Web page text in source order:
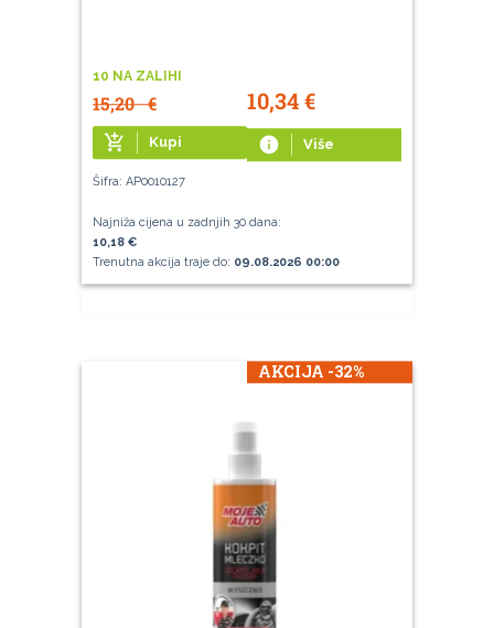
10 NA ZALIHI
15,20€ 10,34€
add_shopping_cart Kupi info Više
Šifra: AP0010127
Najniža cijena u zadnjih 30 dana:
10,18 €
Trenutna akcija traje do: 09.08.2026 00:00
AKCIJA -32%